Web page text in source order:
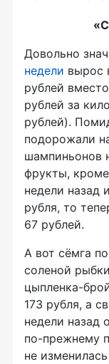
Довольно
недели вырос
рублей
рублей за
рублей).
подорожали
шампиньонов
фрукты,
недели назад
рубля, то
67 рублей.
А вот сёмга
соленой
цыпленка-
173 рубля, а
недели назад
по-прежнему
не